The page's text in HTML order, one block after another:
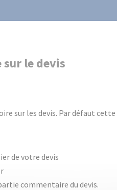
le devis
sur les devis. Par défaut
de votre devis
commentaire du devis.